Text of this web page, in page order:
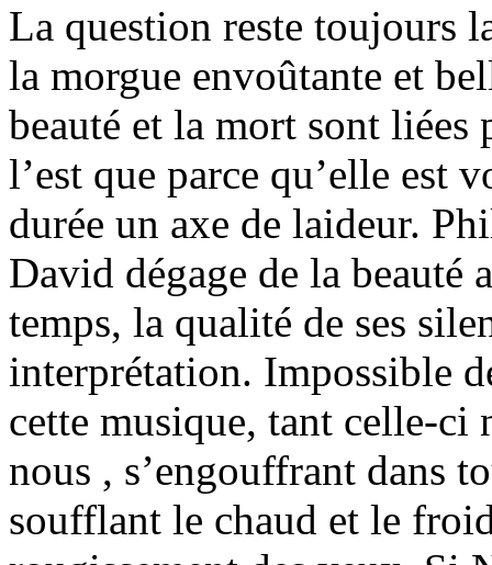
La question reste toujours
la morgue envoûtante et
beauté et la mort sont liées
l’est que parce qu’elle est
durée un axe de laideur.
David dégage de la beauté
temps, la qualité de ses
interprétation. Impossible
cette musique, tant celle-ci
nous , s’engouffrant dans
soufflant le chaud et le